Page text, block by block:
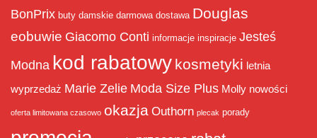
BonPrix buty damskie darmowa dostawa Douglas
eobuwie Giacomo Conti informacje inspiracje Jesteś
Modna kod rabatowy kosmetyki letnia
wyprzedaż Marie Zelie Moda Size Plus Molly nowości
oferta limitowana czasowo okazja Outhorn plecak porady